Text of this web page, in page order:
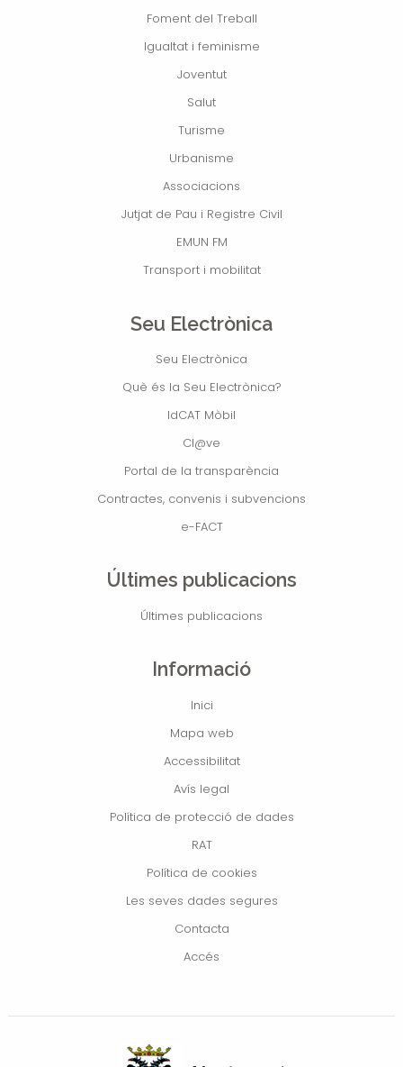
Foment del Treball
Igualtat i feminisme
Joventut
Salut
Turisme
Urbanisme
Associacions
Jutjat de Pau i Registre Civil
EMUN FM
Transport i mobilitat
Seu Electrònica
Seu Electrònica
Què és la Seu Electrònica?
IdCAT Mòbil
Cl@ve
Portal de la transparència
Contractes, convenis i subvencions
e-FACT
Últimes publicacions
Últimes publicacions
Informació
Inici
Mapa web
Accessibilitat
Avís legal
Política de protecció de dades
RAT
Política de cookies
Les seves dades segures
Contacta
Accés